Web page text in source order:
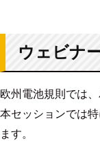
ウェビナ
欧州電池規則では
本セッションでは
ます。